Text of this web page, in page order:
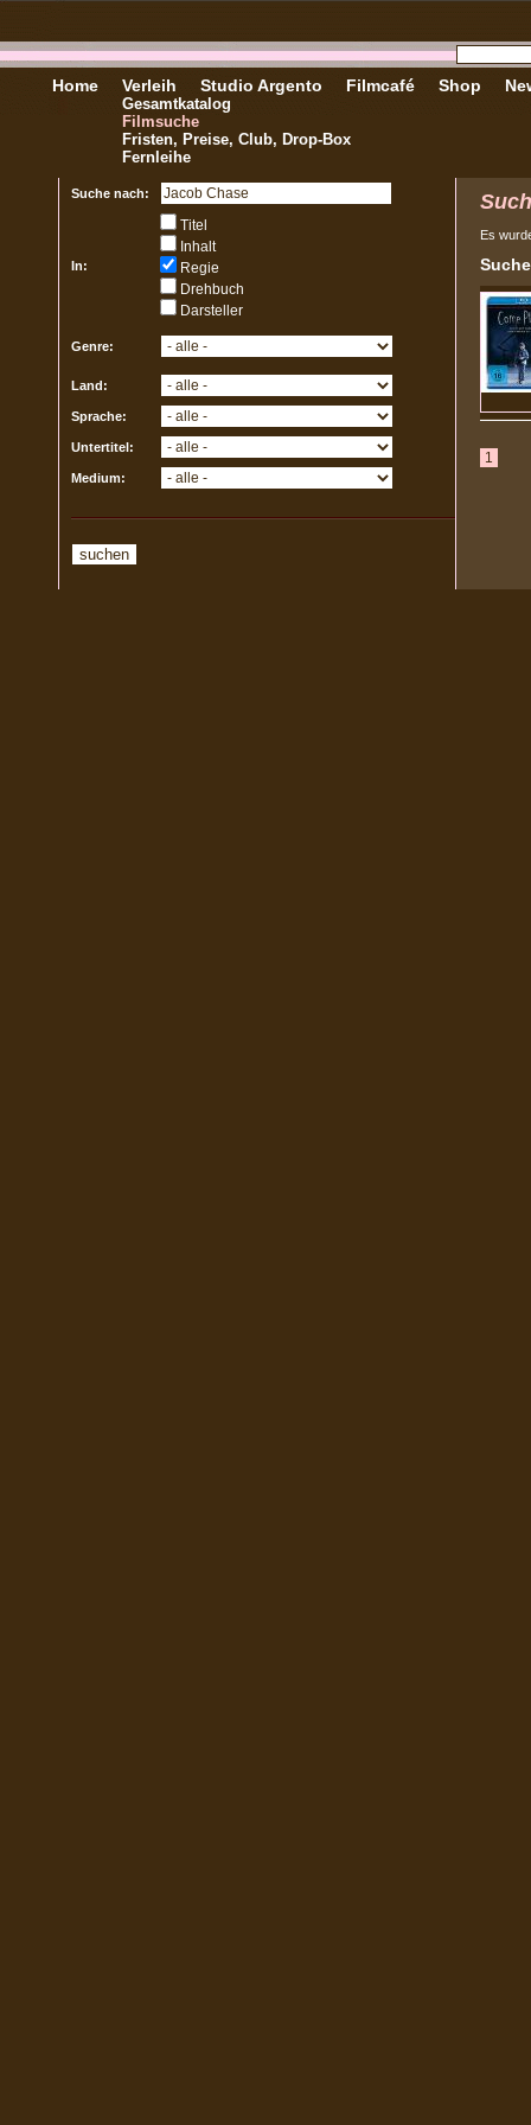
Home Verleih
Gesamtkatalog
Filmsuche
Fristen, Preise, Club, Drop-Box
Fernleihe
Studio Argento Filmcafé Shop
Suche nach:
In:
Titel
Inhalt
Regie
Drehbuch
Darsteller
Genre:
Land:
Sprache:
Untertitel:
Medium:
Es
1